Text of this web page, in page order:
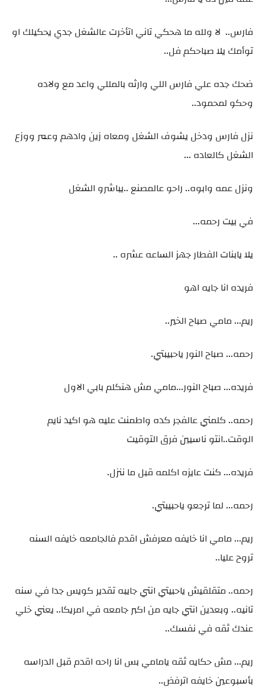
فارس.. لا ولله ما هحكي تاني اتأخرت عالشغل جدي يحكيلك او
توأمك يلا صباحكم فل..
ضحك جده علي فارس اللي وارثه بالمللي واعد مع ولاده
وحكو لمحمود..
نزل فارس ودخل يشوف الشغل ومعاه زين وادهم وعمر ووزع
الشغل كالعاده ...
ونزل عمه وابوه.. راحو عالمصنع ..يباشرو الشغل
في بيت رحمه...
يلا يابنات الفطار جهز الساعه عشره ..
فريده انا جايه اهو
ريم... مامي صباح الخير..
رحمه... صباح النور ياحبيبتي.
فريده... صباح النور...مامي مش هنكلم بابي الاول
رحمه.. كلمني عالفجر كده واطمنت عليه هو اكيد نايم
الوقت..انتو ناسيين فرق التوقيت
فريده... كنت عايزه اكلمه قبل ما ننزل.
رحمه... لما ترجعو ياحبيبتي.
ريم... مامي انا خايفه معرفش اقدم فالجامعه خايفه السنه
تروح عليا..
رحمه.. متقلقيش ياحبيتي انتي جايبه تقدير كويس جدا في سنه
تانيه.. وبعدين انتي جايه من اكبر جامعه في امريكا.. يعني خلي
عندك ثقه في نفسك..
ريم... مش حكايه ثقه يامامي بس انا راحه اقدم قبل الدراسه
بأسبوعين خايفه اترفض..